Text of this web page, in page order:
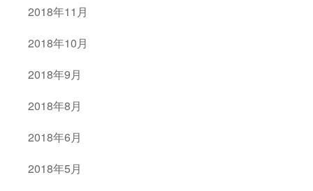
2018年11月
2018年10月
2018年9月
2018年8月
2018年6月
2018年5月